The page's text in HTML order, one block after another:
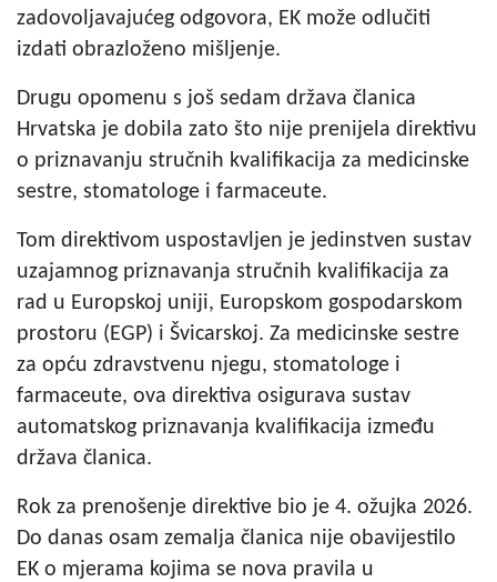
zadovoljavajućeg odgovora, EK može odlučiti
izdati obrazloženo mišljenje.
Drugu opomenu s još sedam država članica
Hrvatska je dobila zato što nije prenijela direktivu
o priznavanju stručnih kvalifikacija za medicinske
sestre, stomatologe i farmaceute.
Tom direktivom uspostavljen je jedinstven sustav
uzajamnog priznavanja stručnih kvalifikacija za
rad u Europskoj uniji, Europskom gospodarskom
prostoru (EGP) i Švicarskoj. Za medicinske sestre
za opću zdravstvenu njegu, stomatologe i
farmaceute, ova direktiva osigurava sustav
automatskog priznavanja kvalifikacija između
država članica.
Rok za prenošenje direktive bio je 4. ožujka 2026.
Do danas osam zemalja članica nije obavijestilo
EK o mjerama kojima se nova pravila u